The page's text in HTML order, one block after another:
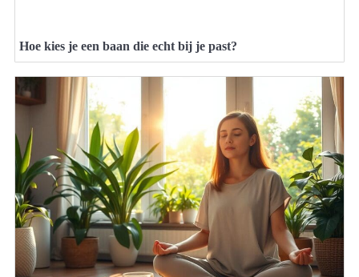
Hoe kies je een baan die echt bij je past?